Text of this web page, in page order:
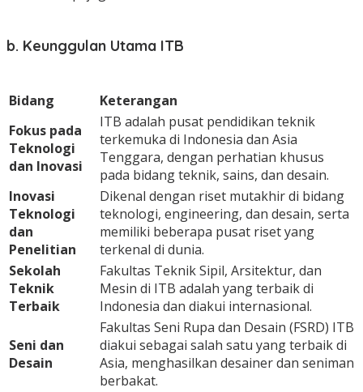
b. Keunggulan Utama ITB
Bidang
Keterangan
Fokus pada
Teknologi
dan Inovasi
ITB adalah pusat pendidikan teknik
terkemuka di Indonesia dan Asia
Tenggara, dengan perhatian khusus
pada bidang teknik, sains, dan desain.
Inovasi
Teknologi
dan
Penelitian
Dikenal dengan riset mutakhir di bidang
teknologi, engineering, dan desain, serta
memiliki beberapa pusat riset yang
terkenal di dunia.
Sekolah
Teknik
Terbaik
Fakultas Teknik Sipil, Arsitektur, dan
Mesin di ITB adalah yang terbaik di
Indonesia dan diakui internasional.
Seni dan
Desain
Fakultas Seni Rupa dan Desain (FSRD) ITB
diakui sebagai salah satu yang terbaik di
Asia, menghasilkan desainer dan seniman
berbakat.